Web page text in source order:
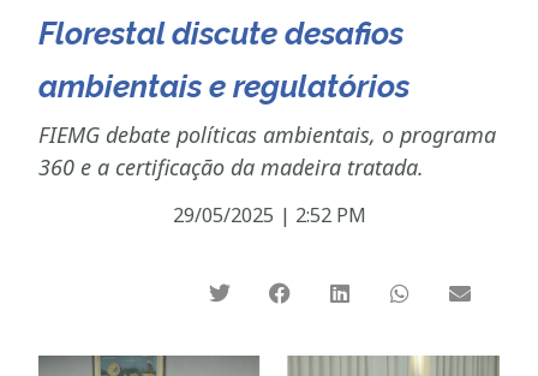
Florestal discute desafios
ambientais e regulatórios
FIEMG debate políticas ambientais, o programa
360 e a certificação da madeira tratada.
29/05/2025 | 2:52 PM